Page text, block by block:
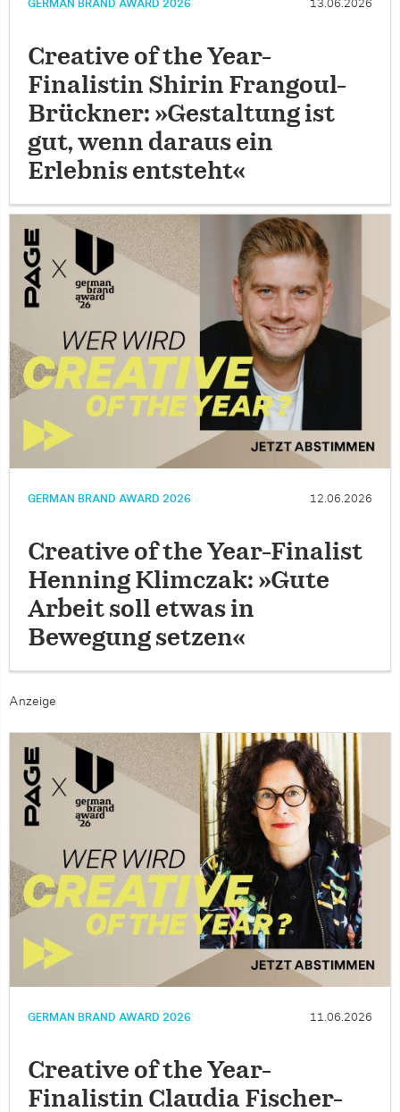
GERMAN BRAND AWARD 2026 13.06.2026
Creative of the Year-
Finalistin Shirin Frangoul-
Brückner: »Gestaltung ist
gut, wenn daraus ein
Erlebnis entsteht«
GERMAN BRAND AWARD 2026 12.06.2026
Creative of the Year-Finalist
Henning Klimczak: »Gute
Arbeit soll etwas in
Bewegung setzen«
Anzeige
GERMAN BRAND AWARD 2026 11.06.2026
Creative of the Year-
Finalistin Claudia Fischer-